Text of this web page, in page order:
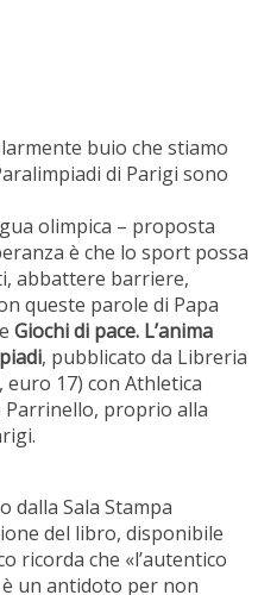
buio che stiamo
di Parigi sono
olimpica – proposta
è che lo sport possa
abbattere barriere,
queste parole di Papa
Giochi di pace. L’anima
, pubblicato da Libreria
euro 17) con Athletica
Parrinello, proprio alla
dalla Sala Stampa
del libro, disponibile
ricorda che «l’autentico
un antidoto per non